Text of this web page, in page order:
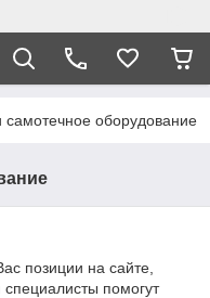
самотечное оборудование
позиции на сайте,
помогут